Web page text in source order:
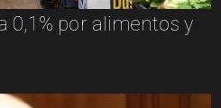
0,1% por alimentos y